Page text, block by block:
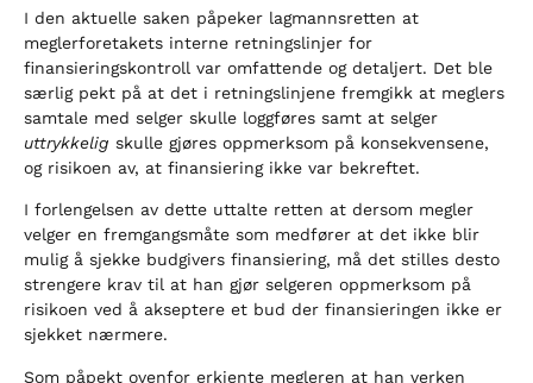
I den aktuelle saken påpeker lagmannsretten at
meglerforetakets interne retningslinjer for
finansieringskontroll var omfattende og detaljert. Det ble
særlig pekt på at det i retningslinjene fremgikk at meglers
samtale med selger skulle loggføres samt at selger
uttrykkelig skulle gjøres oppmerksom på konsekvensene,
og risikoen av, at finansiering ikke var bekreftet.
I forlengelsen av dette uttalte retten at dersom megler
velger en fremgangsmåte som medfører at det ikke blir
mulig å sjekke budgivers finansiering, må det stilles desto
strengere krav til at han gjør selgeren oppmerksom på
risikoen ved å akseptere et bud der finansieringen ikke er
sjekket nærmere.
Som påpekt ovenfor erkjente megleren at han verken